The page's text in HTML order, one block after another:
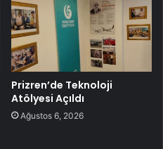
Prizren’de Teknoloji
Atölyesi Açıldı
Ağustos 6, 2026